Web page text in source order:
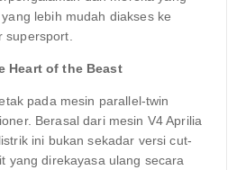
lebih mudah diakses ke
supersport.
Heart of the Beast
pada mesin parallel-twin
Berasal dari mesin V4 Aprilia
ini bukan sekadar versi cut-
yang direkayasa ulang secara